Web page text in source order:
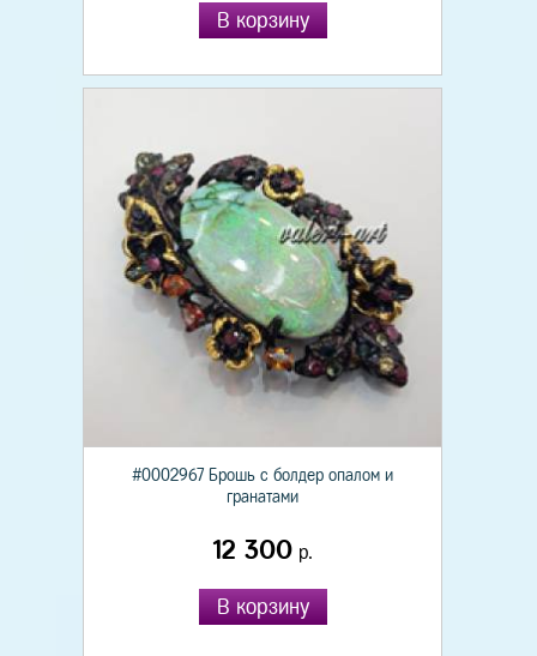
В корзину
#0002967 Брошь с болдер опалом и
гранатами
12 300 р.
В корзину